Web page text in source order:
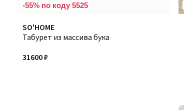
-55% по коду 5525
SO'HOME
Табурет из массива бука
31600 ₽